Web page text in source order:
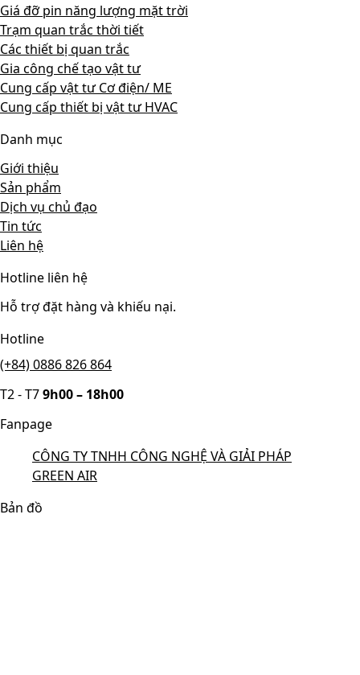
Giá đỡ pin năng lượng mặt trời
Trạm quan trắc thời tiết
Các thiết bị quan trắc
Gia công chế tạo vật tư
Cung cấp vật tư Cơ điện/ ME
Cung cấp thiết bị vật tư HVAC
Danh mục
Giới thiệu
Sản phẩm
Dịch vụ chủ đạo
Tin tức
Liên hệ
Hotline liên hệ
Hỗ trợ đặt hàng và khiếu nại.
Hotline
(+84) 0886 826 864
T2 - T79h00 – 18h00
Fanpage
CÔNG TY TNHH CÔNG NGHỆ VÀ GIẢI PHÁP
GREEN AIR
Bản đồ